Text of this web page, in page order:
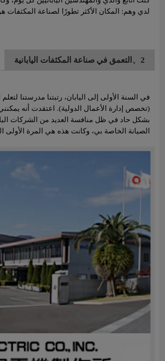
لدي وهم: المكان الأكثر تطورًا لصناعة المكثفات
2、التعمق في صناعة المكثفات اليابانية
في السنة الأولى إلى اليابان، رتبتنا مدرستنا
(تخصص إدارة الأعمال الدولية). اعتقدت أنه
بشكل حاد في ظل منافسة العديد من الشركات
الصيانة الخاصة بي، وكانت هذه هي المرة الأولى